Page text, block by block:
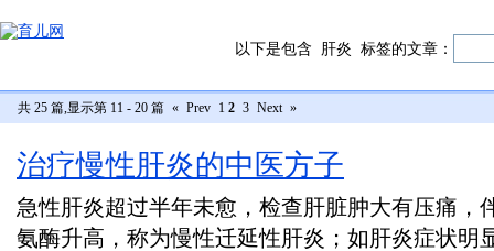
以下是包含 肝炎 标签的文章：
共 25 篇,显示第 11 - 20 篇 « Prev 1 2 3 Next »
治疗慢性肝炎的中医方子
急性肝炎超过半年未愈，检查肝脏肿大有压痛，
氨酶升高，称为慢性迁延性肝炎；如肝炎症状明